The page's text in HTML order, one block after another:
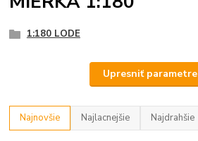
1:180 LODE
Upresniť parametre
Najnovšie Najlacnejšie Najdrahšie